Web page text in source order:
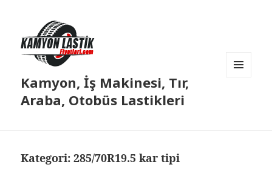
Kamyon, İş Makinesi, Tır,
Araba, Otobüs Lastikleri
Kategori:285/70R19.5 kar tipi